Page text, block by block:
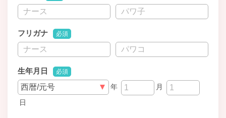
フリガナ 必須
生年月日 必須
年
月
日